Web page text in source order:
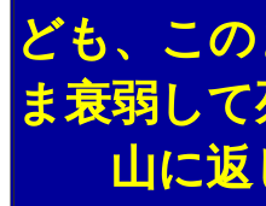
ども、こ
ま衰弱し
山に返し